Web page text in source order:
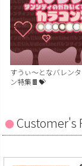
すうぃ～となバレン
ン特集🍫💝
Customer's